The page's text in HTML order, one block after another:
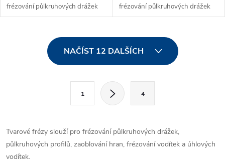
frézování půlkruhových drážek
frézování půlkruhových drážek
d
a
NAČÍST 12 DALŠÍCH
á
n
k
1 4
Tvarové frézy slouží pro frézování půlkruhových drážek,
půlkruhových profilů, zaoblování hran, frézování vodítek a úhlových
vodítek.